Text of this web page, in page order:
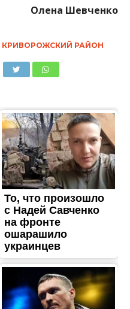
Олена Шевченко
КРИВОРОЖСКИЙ РАЙОН